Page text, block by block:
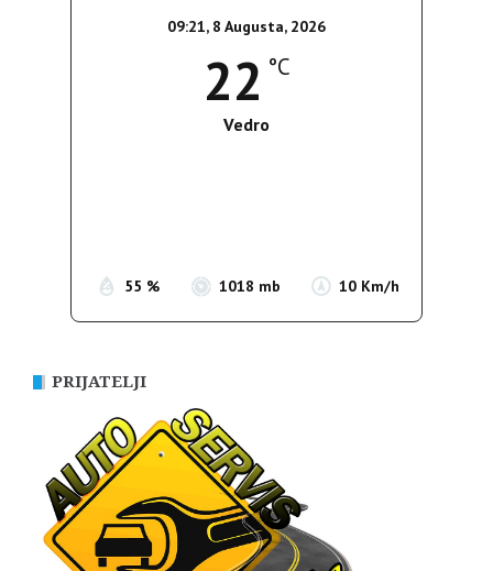
09:21, 8 Augusta, 2026
22 °C
Vedro
55 % 1018 mb 10 Km/h
PRIJATELJI